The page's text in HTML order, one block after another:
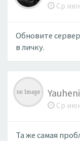
Ср
Обновите
в личку.
Ср
Та же самая